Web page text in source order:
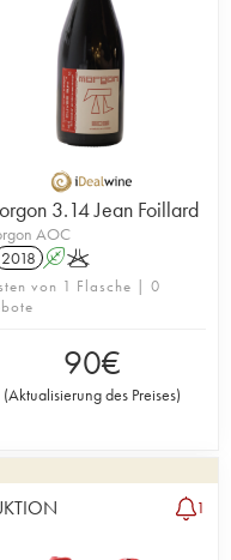
3.14 Jean Foillard
AOC
2018 AK
von 1 Flasche | 0
90€
(Aktualisierung des Preises)
1